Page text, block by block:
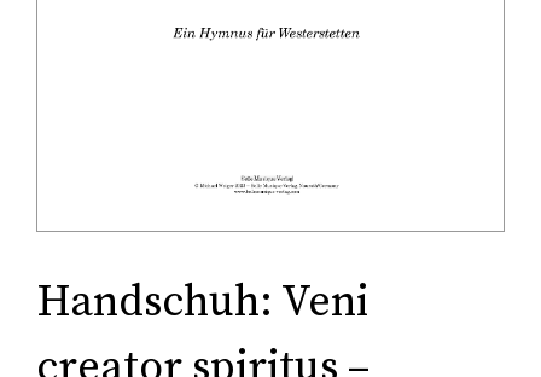
Handschuh: Veni